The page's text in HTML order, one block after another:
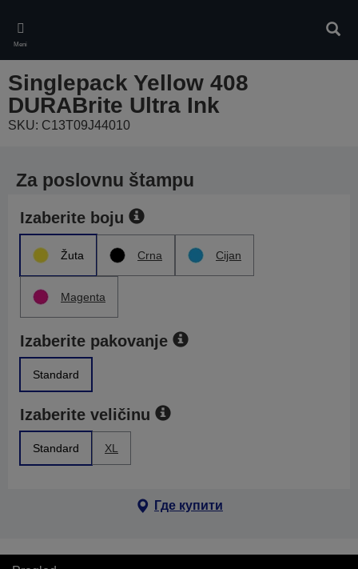
main
content
Meni
Singlepack Yellow 408
DURABrite Ultra Ink
SKU: C13T09J44010
Za poslovnu štampu
Izaberite boju
Žuta Crna Cijan
Magenta
Izaberite pakovanje
Standard
Izaberite veličinu
Standard XL
Где купити